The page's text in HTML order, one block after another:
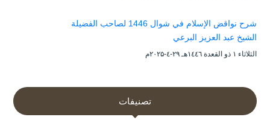
شرح نواقض الإسلام في شوال 1446 لصاحب الفضيلة
الشيخ عبد العزيز البرعي
الثلاثاء ۱ ذو القعدة ۱٤٤٦هـ ۲۹-٤-۲۰۲۵م
تصنيفات